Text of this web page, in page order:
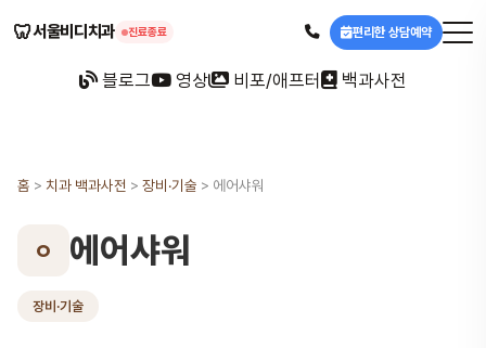
🦷서울비디치과 진료종료 편리한 상담예약
블로그 영상 비포/애프터 백과사전
홈 > 치과 백과사전 > 장비·기술 > 에어샤워
ㅇ 에어샤워
장비·기술